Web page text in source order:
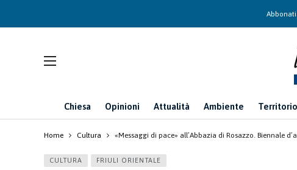
Chiesa Opinioni Attualità Ambiente Territorio
Home Cultura «Messaggi di pace» all’Abbazia di Rosazzo. Biennale
CULTURA FRIULI ORIENTALE